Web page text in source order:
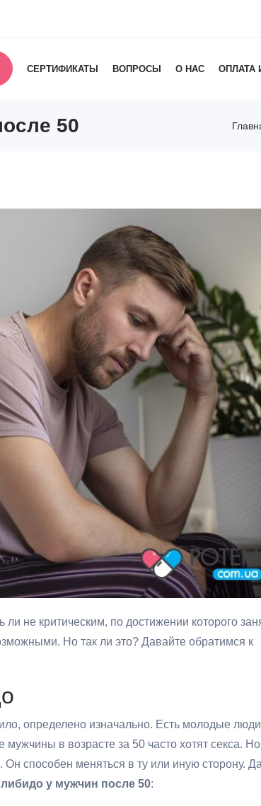
СЕРТИФИКАТЫ ВОПРОСЫ О НАС ОПЛАТА
50
не критическим, по достижении которого
Но так ли это? Давайте обратимся к
определено изначально. Есть молодые
в возрасте за 50 часто хотят секса.
Он способен меняться в ту или иную сторону.
у мужчин после 50: